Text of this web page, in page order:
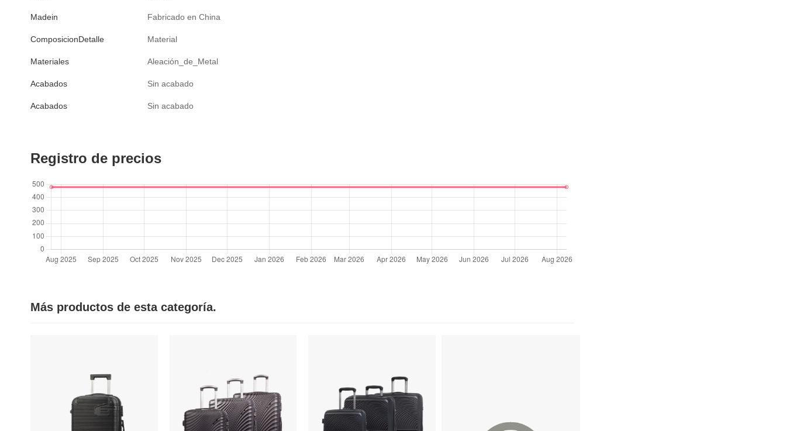
Madein Fabricado en China
ComposicionDetalle Material
Materiales Aleación_de_Metal
Acabados Sin acabado
Acabados Sin acabado
Registro de precios
Más productos de esta categoría.